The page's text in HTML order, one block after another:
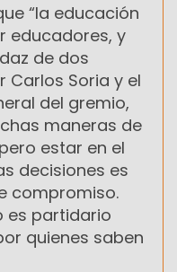
“la educación
educadores, y
de dos
Carlos Soria y el
del gremio,
maneras de
estar en el
decisiones es
compromiso.
es partidario
quienes saben